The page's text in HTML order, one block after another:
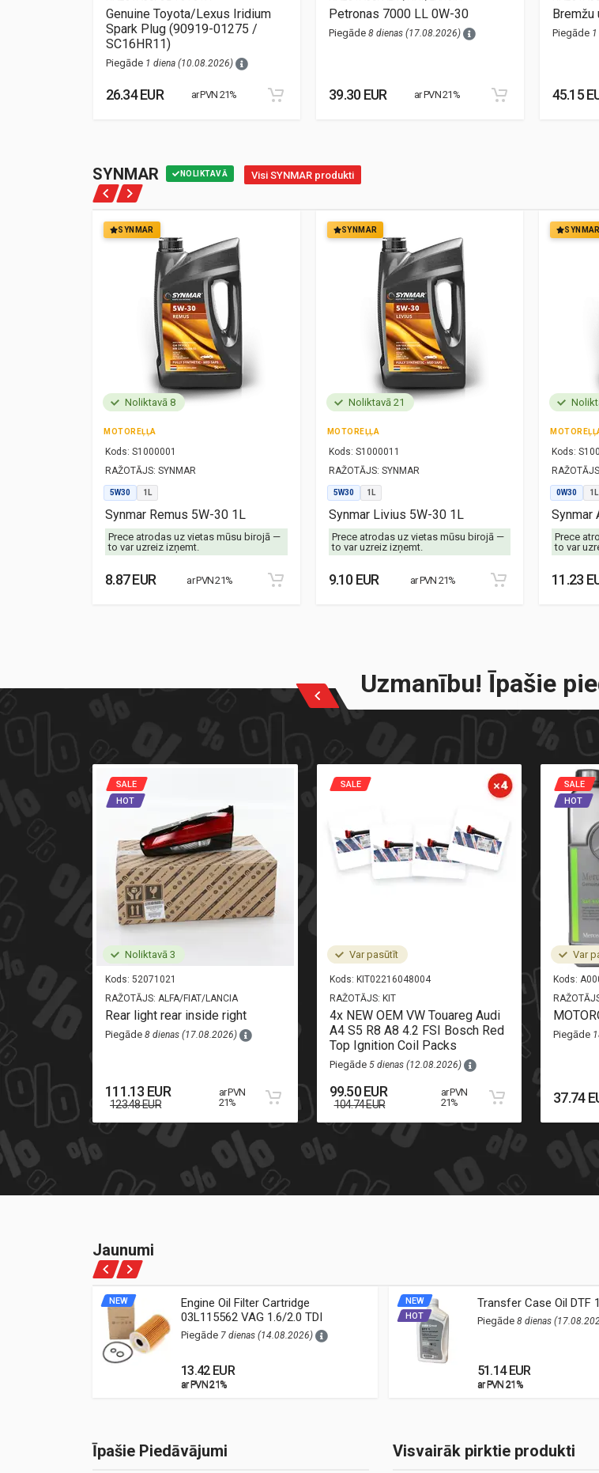
Genuine Toyota/Lexus Iridium
Spark Plug (90919-01275 /
SC16HR11)
Piegāde 1 diena (10.08.2026)
26.34 EUR ar PVN 21%
Petronas 7000 LL 0W-30
Piegāde 8 dienas (17.08.2026)
39.30 EUR ar PVN 21%
Piegāde
45.15
SYNMAR NOLIKTAVĀ Visi SYNMAR produkti
SYNMAR
Noliktavā 8
MOTOREĻĻA
Kods: S1000001
RAŽOTĀJS: SYNMAR
5W30 1L
Synmar Remus 5W-30 1L
Prece atrodas uz vietas mūsu birojā —
to var uzreiz izņemt.
8.87 EUR ar PVN 21%
SYNMAR
Noliktavā 21
MOTOREĻĻA
Kods: S1000011
RAŽOTĀJS: SYNMAR
5W30 1L
Synmar Livius 5W-30 1L
Prece atrodas uz vietas mūsu birojā —
to var uzreiz izņemt.
9.10 EUR ar PVN 21%
SYNMAR
Kods:
0W30 1L
Synmar
Prece
to var
11.23
Uzmanību! Īpašie
21%
Noliktavā 3
Kods: 52071021
RAŽOTĀJS: ALFA/FIAT/LANCIA
SALE
HOT
Rear light rear inside right
Piegāde 8 dienas (17.08.2026)
111.13 EUR
123.48 EUR
ar PVN
21%
Var pasūtīt
Kods: KIT02216048004
RAŽOTĀJS: KIT
SALE
4x NEW OEM VW Touareg Audi
A4 S5 R8 A8 4.2 FSI Bosch Red
Top Ignition Coil Packs
Piegāde 5 dienas (12.08.2026)
99.50 EUR
104.74 EUR
ar PVN
21%
Var
Kods:
SALE
HOT
Piegāde
37.74
Jaunumi
NEW
Engine Oil Filter Cartridge
03L115562 VAG 1.6/2.0 TDI
(Audi, VW, Škoda, Seat)
Piegāde 7 dienas (14.08.2026)
13.42 EUR
ar PVN 21%
ar PVN 21%
NEW
HOT
Transfer Case Oil DTF 1
Piegāde 8 dienas
51.14 EUR
ar PVN 21%
ar PVN 21%
Īpašie Piedāvājumi Visvairāk pirktie produkti